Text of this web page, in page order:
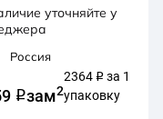
уточняйте у
Россия
qзам2
2364 q за 1
упаковку